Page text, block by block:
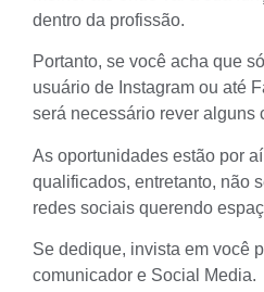
dentro da profissão.
Portanto, se você acha que
usuário de Instagram ou até
será necessário rever alguns
As oportunidades estão por
qualificados, entretanto, não
redes sociais querendo
Se dedique, invista em você
comunicador e Social Media.